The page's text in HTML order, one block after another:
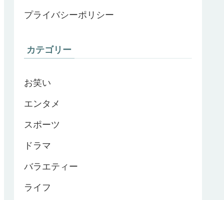
プライバシーポリシー
カテゴリー
お笑い
エンタメ
スポーツ
ドラマ
バラエティー
ライフ